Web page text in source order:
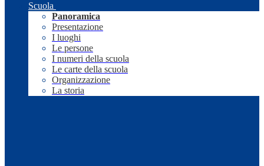
Scuola
Panoramica
Presentazione
I luoghi
Le persone
I numeri della scuola
Le carte della scuola
Organizzazione
La storia